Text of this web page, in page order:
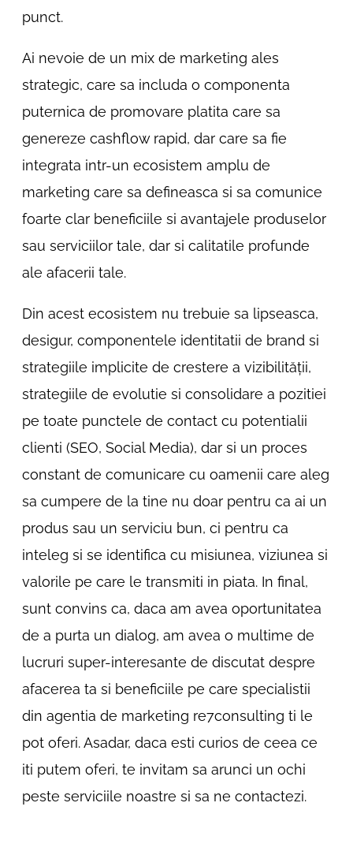
punct.
Ai nevoie de un mix de marketing ales
strategic, care sa includa o componenta
puternica de promovare platita care sa
genereze cashflow rapid, dar care sa fie
integrata intr-un ecosistem amplu de
marketing care sa defineasca si sa comunice
foarte clar beneficiile si avantajele produselor
sau serviciilor tale, dar si calitatile profunde
ale afacerii tale.
Din acest ecosistem nu trebuie sa lipseasca,
desigur, componentele identitatii de brand si
strategiile implicite de crestere a vizibilității,
strategiile de evolutie si consolidare a pozitiei
pe toate punctele de contact cu potentialii
clienti (SEO, Social Media), dar si un proces
constant de comunicare cu oamenii care aleg
sa cumpere de la tine nu doar pentru ca ai un
produs sau un serviciu bun, ci pentru ca
inteleg si se identifica cu misiunea, viziunea si
valorile pe care le transmiti in piata. In final,
sunt convins ca, daca am avea oportunitatea
de a purta un dialog, am avea o multime de
lucruri super-interesante de discutat despre
afacerea ta si beneficiile pe care specialistii
din agentia de marketing re7consulting ti le
pot oferi. Asadar, daca esti curios de ceea ce
iti putem oferi, te invitam sa arunci un ochi
peste serviciile noastre si sa ne contactezi.